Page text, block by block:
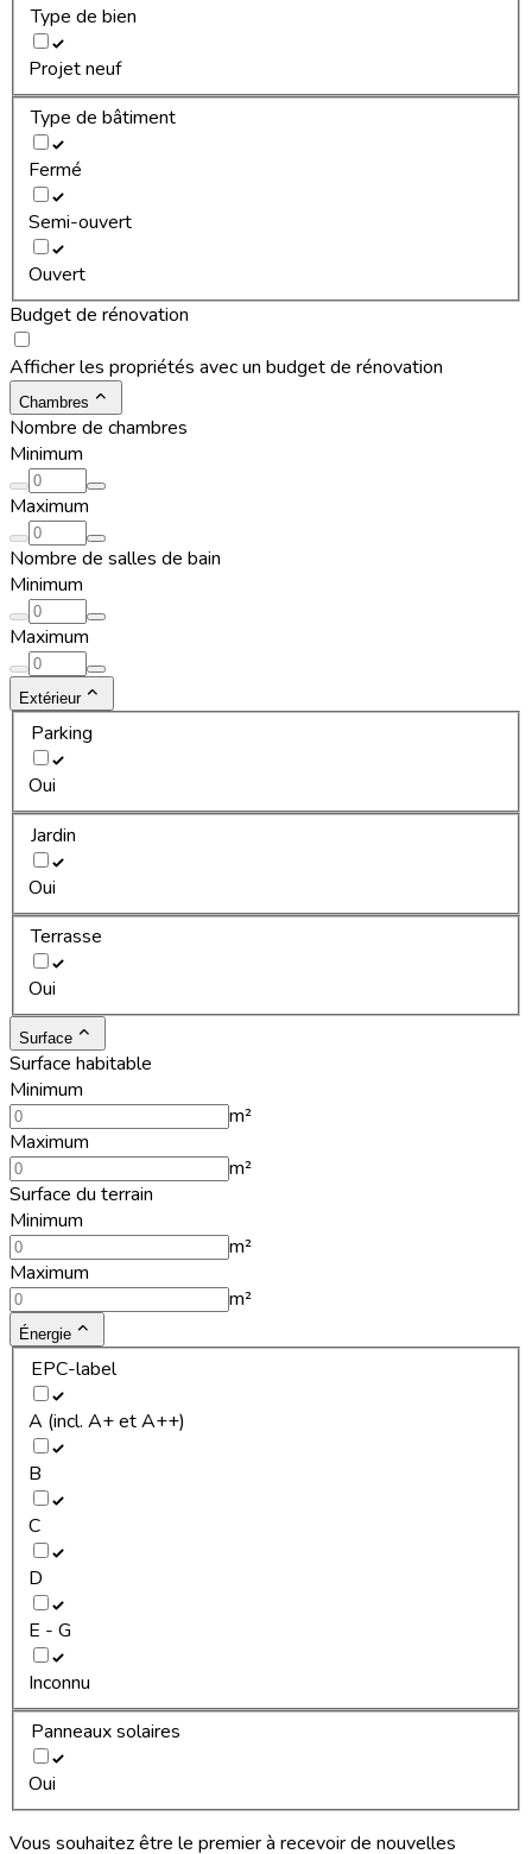
Type de bien
Projet neuf
Type de bâtiment
Fermé
Semi-ouvert
Ouvert
Budget de rénovation
Afficher les propriétés avec un budget de rénovation
Chambres
Nombre de chambres
Minimum
Maximum
Nombre de salles de bain
Minimum
Maximum
Extérieur
Parking
Oui
Jardin
Oui
Terrasse
Oui
Surface
Surface habitable
Minimum
m²
Maximum
m²
Surface du terrain
Minimum
m²
Maximum
m²
Énergie
EPC-label
A (incl. A+ et A++)
B
C
D
E - G
Inconnu
Panneaux solaires
Oui
Vous souhaitez être le premier à recevoir de nouvelles